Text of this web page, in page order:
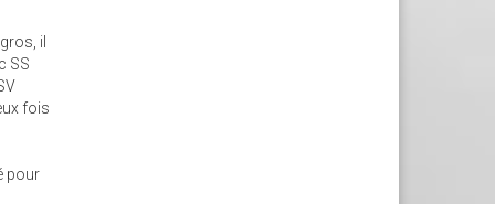
il
SS
fois
pour